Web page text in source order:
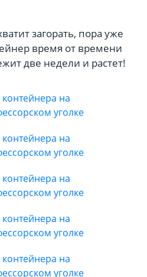
загорать, пора уже
время от времени
две недели и растет!